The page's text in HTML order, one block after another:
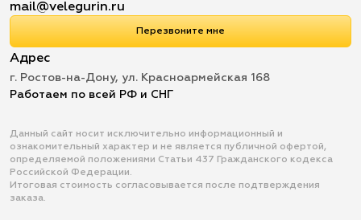
mail@velegurin.ru
Перезвоните мне
Адрес
г. Ростов-на-Дону, ул. Красноармейская 168
Работаем по всей РФ и СНГ
Данный сайт носит исключительно информационный и
ознакомительный характер и не является публичной офертой,
определяемой положениями Статьи 437 Гражданского кодекса
Российской Федерации.
Итоговая стоимость согласовывается после подтверждения
заказа.